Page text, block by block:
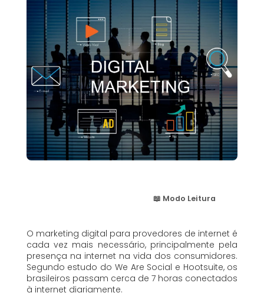
📖 Modo Leitura
O marketing digital para provedores de internet é
cada vez mais necessário, principalmente pela
presença na internet na vida dos consumidores.
Segundo estudo do We Are Social e Hootsuite, os
brasileiros passam cerca de 7 horas conectados
à internet diariamente.